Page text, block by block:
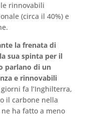
rinnovabili
(circa il 40%) e
la frenata di
sua spinta per il
parlano di un
e rinnovabili
fa l’Inghilterra,
il carbone nella
ha fatto a meno